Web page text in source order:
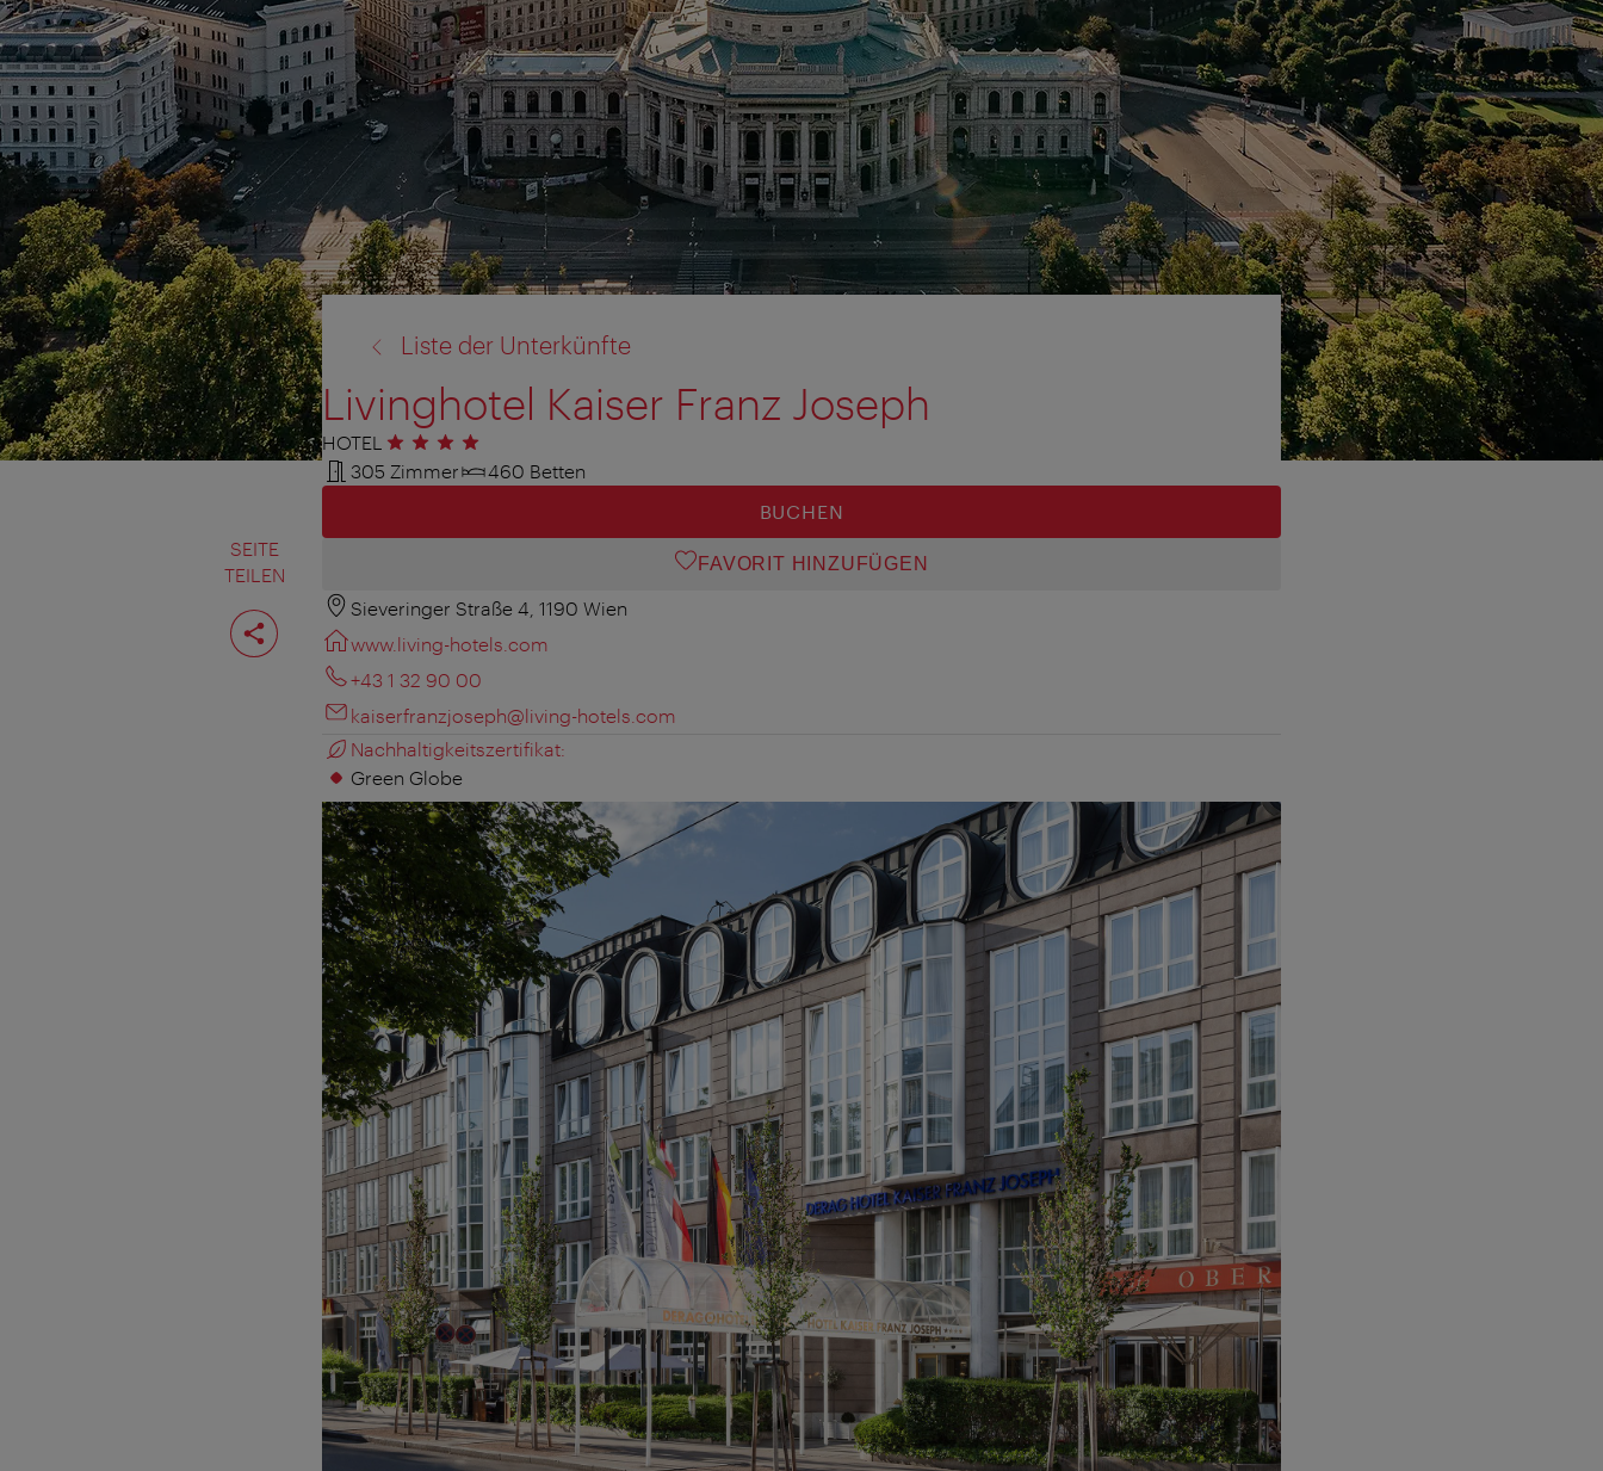
SEITE
TEILEN
Seite
teilen
Liste der Unterkünfte
Livinghotel Kaiser Franz Joseph
HOTEL 4 Sterne
305 Zimmer
460 Betten
BUCHEN
FAVORIT HINZUFÜGEN
Sieveringer Straße 4, 1190 Wien
www.living-hotels.com
+43 1 32 90 00
kaiserfranzjoseph@living-hotels.com
Nachhaltigkeitszertifikat:
Green Globe